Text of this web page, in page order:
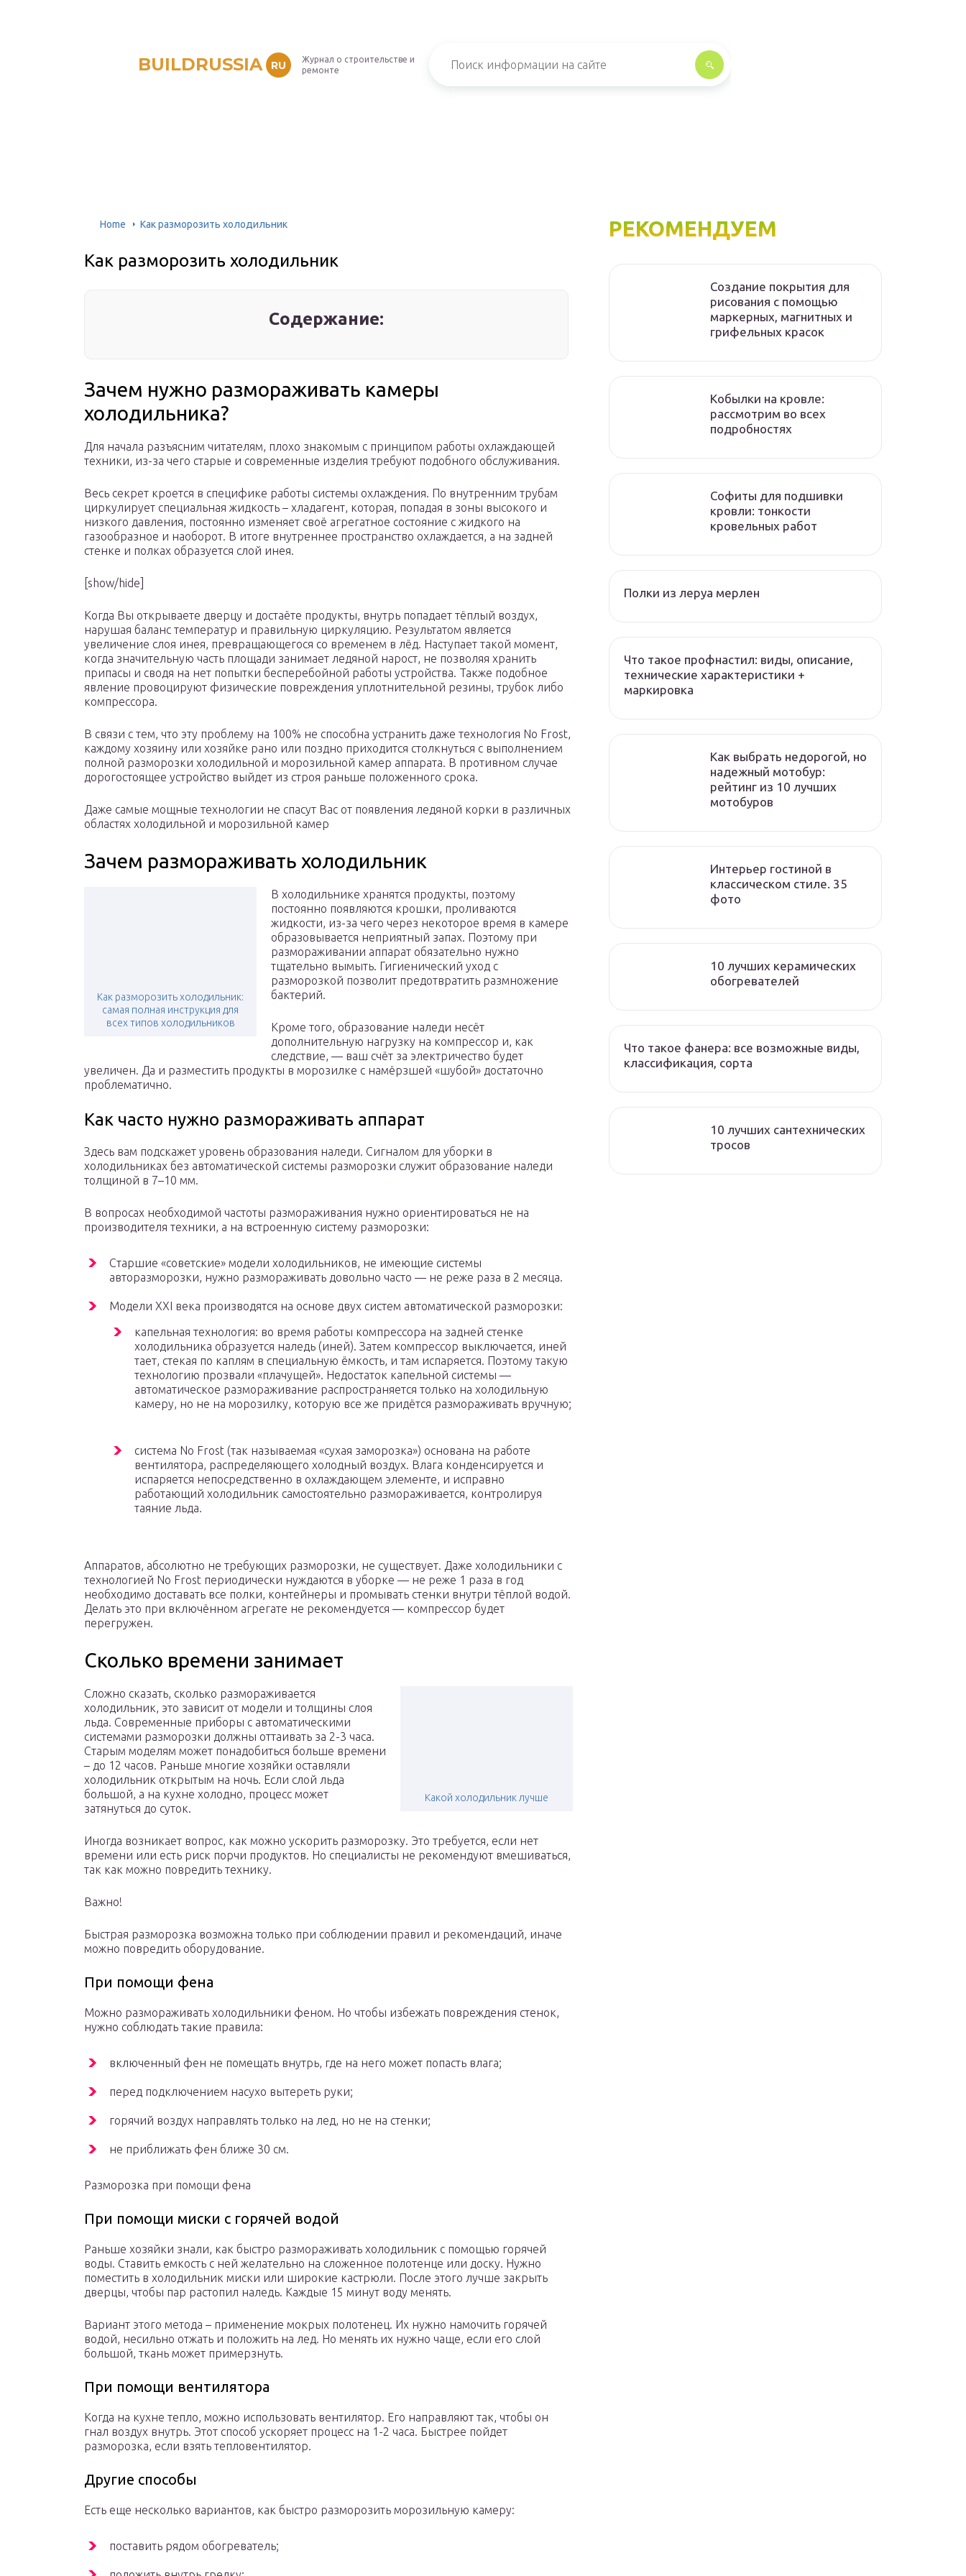
BUILDRUSSIA RU
Журнал о строительстве и
ремонте
Home Как разморозить холодильник
Как разморозить холодильник
Содержание:
Зачем нужно размораживать камеры
холодильника?
Для начала разъясним читателям, плохо знакомым с принципом работы охлаждающей
техники, из-за чего старые и современные изделия требуют подобного обслуживания.
Весь секрет кроется в специфике работы системы охлаждения. По внутренним трубам
циркулирует специальная жидкость – хладагент, которая, попадая в зоны высокого и
низкого давления, постоянно изменяет своё агрегатное состояние с жидкого на
газообразное и наоборот. В итоге внутреннее пространство охлаждается, а на задней
стенке и полках образуется слой инея.
[show/hide]
Когда Вы открываете дверцу и достаёте продукты, внутрь попадает тёплый воздух,
нарушая баланс температур и правильную циркуляцию. Результатом является
увеличение слоя инея, превращающегося со временем в лёд. Наступает такой момент,
когда значительную часть площади занимает ледяной нарост, не позволяя хранить
припасы и сводя на нет попытки бесперебойной работы устройства. Также подобное
явление провоцируют физические повреждения уплотнительной резины, трубок либо
компрессора.
В связи с тем, что эту проблему на 100% не способна устранить даже технология No Frost,
каждому хозяину или хозяйке рано или поздно приходится столкнуться с выполнением
полной разморозки холодильной и морозильной камер аппарата. В противном случае
дорогостоящее устройство выйдет из строя раньше положенного срока.
Даже самые мощные технологии не спасут Вас от появления ледяной корки в различных
областях холодильной и морозильной камер
Зачем размораживать холодильник
Как разморозить холодильник:
самая полная инструкция для
всех типов холодильников
В холодильнике хранятся продукты, поэтому
постоянно появляются крошки, проливаются
жидкости, из-за чего через некоторое время в камере
образовывается неприятный запах. Поэтому при
размораживании аппарат обязательно нужно
тщательно вымыть. Гигиенический уход с
разморозкой позволит предотвратить размножение
бактерий.
Кроме того, образование наледи несёт
дополнительную нагрузку на компрессор и, как
следствие, — ваш счёт за электричество будет
увеличен. Да и разместить продукты в морозилке с намёрзшей «шубой» достаточно
проблематично.
Как часто нужно размораживать аппарат
Здесь вам подскажет уровень образования наледи. Сигналом для уборки в
холодильниках без автоматической системы разморозки служит образование наледи
толщиной в 7–10 мм.
В вопросах необходимой частоты размораживания нужно ориентироваться не на
производителя техники, а на встроенную систему разморозки:
Старшие «советские» модели холодильников, не имеющие системы
авторазморозки, нужно размораживать довольно часто — не реже раза в 2 месяца.
Модели XXI века производятся на основе двух систем автоматической разморозки:
капельная технология: во время работы компрессора на задней стенке
холодильника образуется наледь (иней). Затем компрессор выключается, иней
тает, стекая по каплям в специальную ёмкость, и там испаряется. Поэтому такую
технологию прозвали «плачущей». Недостаток капельной системы —
автоматическое размораживание распространяется только на холодильную
камеру, но не на морозилку, которую все же придётся размораживать вручную;
система No Frost (так называемая «сухая заморозка») основана на работе
вентилятора, распределяющего холодный воздух. Влага конденсируется и
испаряется непосредственно в охлаждающем элементе, и исправно
работающий холодильник самостоятельно размораживается, контролируя
таяние льда.
Аппаратов, абсолютно не требующих разморозки, не существует. Даже холодильники с
технологией No Frost периодически нуждаются в уборке — не реже 1 раза в год
необходимо доставать все полки, контейнеры и промывать стенки внутри тёплой водой.
Делать это при включённом агрегате не рекомендуется — компрессор будет
перегружен.
Сколько времени занимает
Какой холодильник лучше
Сложно сказать, сколько размораживается
холодильник, это зависит от модели и толщины слоя
льда. Современные приборы с автоматическими
системами разморозки должны оттаивать за 2-3 часа.
Старым моделям может понадобиться больше времени
– до 12 часов. Раньше многие хозяйки оставляли
холодильник открытым на ночь. Если слой льда
большой, а на кухне холодно, процесс может
затянуться до суток.
Иногда возникает вопрос, как можно ускорить разморозку. Это требуется, если нет
времени или есть риск порчи продуктов. Но специалисты не рекомендуют вмешиваться,
так как можно повредить технику.
Важно!
Быстрая разморозка возможна только при соблюдении правил и рекомендаций, иначе
можно повредить оборудование.
При помощи фена
Можно размораживать холодильники феном. Но чтобы избежать повреждения стенок,
нужно соблюдать такие правила:
включенный фен не помещать внутрь, где на него может попасть влага;
перед подключением насухо вытереть руки;
горячий воздух направлять только на лед, но не на стенки;
не приближать фен ближе 30 см.
Разморозка при помощи фена
При помощи миски с горячей водой
Раньше хозяйки знали, как быстро размораживать холодильник с помощью горячей
воды. Ставить емкость с ней желательно на сложенное полотенце или доску. Нужно
поместить в холодильник миски или широкие кастрюли. После этого лучше закрыть
дверцы, чтобы пар растопил наледь. Каждые 15 минут воду менять.
Вариант этого метода – применение мокрых полотенец. Их нужно намочить горячей
водой, несильно отжать и положить на лед. Но менять их нужно чаще, если его слой
большой, ткань может примерзнуть.
При помощи вентилятора
Когда на кухне тепло, можно использовать вентилятор. Его направляют так, чтобы он
гнал воздух внутрь. Этот способ ускоряет процесс на 1-2 часа. Быстрее пойдет
разморозка, если взять тепловентилятор.
Другие способы
Есть еще несколько вариантов, как быстро разморозить морозильную камеру:
поставить рядом обогреватель;
РЕКОМЕНДУЕМ
Создание покрытия для
рисования с помощью
маркерных, магнитных и
грифельных красок
Кобылки на кровле:
рассмотрим во всех
подробностях
Софиты для подшивки
кровли: тонкости
кровельных работ
Полки из леруа мерлен
Что такое профнастил: виды, описание,
технические характеристики +
маркировка
Как выбрать недорогой, но
надежный мотобур:
рейтинг из 10 лучших
мотобуров
Интерьер гостиной в
классическом стиле. 35
фото
10 лучших керамических
обогревателей
Что такое фанера: все возможные виды,
классификация, сорта
10 лучших сантехнических
тросов